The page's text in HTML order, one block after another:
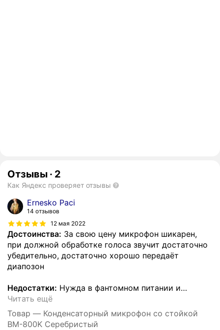
Отзывы · 2
Как Яндекс проверяет отзывы
Ernesko Paci
14 отзывов
12 мая 2022
Достоинства: За свою цену микрофон шикарен,
при должной обработке голоса звучит достаточно
убедительно, достаточно хорошо передаёт
диапозон
Недостатки: Нужда в фантомном питании и…
Читать ещё
Товар — Конденсаторный микрофон со стойкой
BM-800K Серебристый